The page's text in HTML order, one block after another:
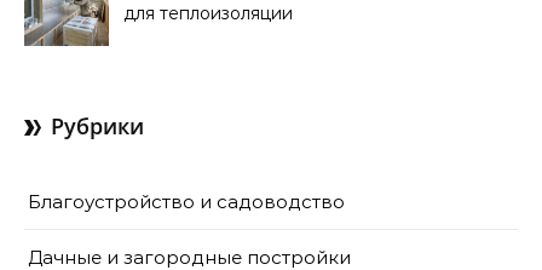
для теплоизоляции
Рубрики
Благоустройство и садоводство
Дачные и загородные постройки